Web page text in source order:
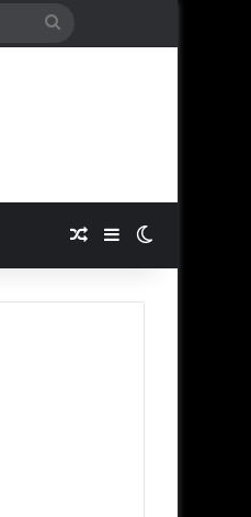
Buscar
Publicación al azar
Barra lateral